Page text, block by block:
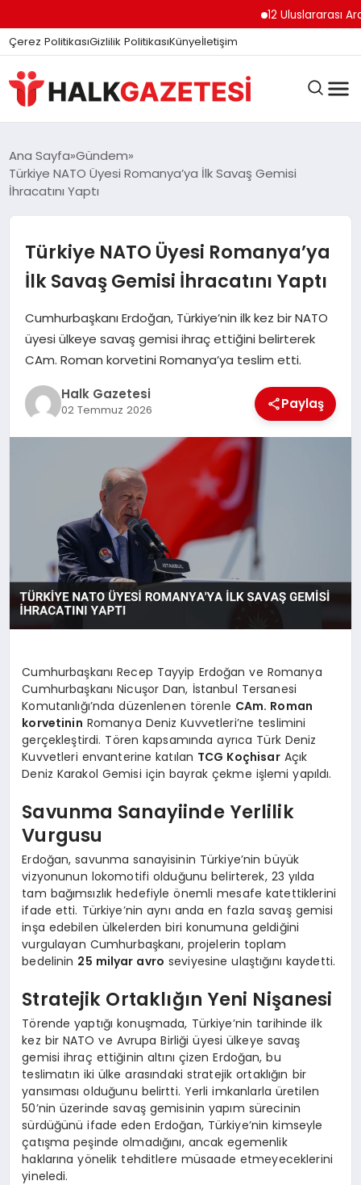
12 Uluslararası
Çerez PolitikasıGizlilik PolitikasıKünyeİletişim
DÜNYA
EĞITIM
EKONOMI
GÜNDEM
MAGAZIN
SPOR
TEKNOLOJI
YAŞAM
Ana Sayfa Gündem
Türkiye NATO Üyesi Romanya’ya İlk Savaş Gemisi
İhracatını Yaptı
Türkiye NATO Üyesi Romanya’ya
İlk Savaş Gemisi İhracatını Yaptı
Cumhurbaşkanı Erdoğan, Türkiye’nin ilk kez bir NATO
üyesi ülkeye savaş gemisi ihraç ettiğini belirterek
CAm. Roman korvetini Romanya’ya teslim etti.
Halk Gazetesi
02 Temmuz 2026 Paylaş
Cumhurbaşkanı Recep Tayyip Erdoğan ve Romanya
Cumhurbaşkanı Nicuşor Dan, İstanbul Tersanesi
Komutanlığı’nda düzenlenen törenle CAm. Roman
korvetinin Romanya Deniz Kuvvetleri’ne teslimini
gerçekleştirdi. Tören kapsamında ayrıca Türk Deniz
Kuvvetleri envanterine katılan TCG KoçhisarAçık
Deniz Karakol Gemisi için bayrak çekme işlemi yapıldı.
Savunma Sanayiinde Yerlilik
Vurgusu
Erdoğan, savunma sanayisinin Türkiye’nin büyük
vizyonunun lokomotifi olduğunu belirterek, 23 yılda
tam bağımsızlık hedefiyle önemli mesafe katettiklerini
ifade etti. Türkiye’nin aynı anda en fazla savaş gemisi
inşa edebilen ülkelerden biri konumuna geldiğini
vurgulayan Cumhurbaşkanı, projelerin toplam
bedelinin 25 milyar avro seviyesine ulaştığını kaydetti.
Stratejik Ortaklığın Yeni Nişanesi
Törende yaptığı konuşmada, Türkiye’nin tarihinde ilk
kez bir NATO ve Avrupa Birliği üyesi ülkeye savaş
gemisi ihraç ettiğinin altını çizen Erdoğan, bu
teslimatın iki ülke arasındaki stratejik ortaklığın bir
yansıması olduğunu belirtti. Yerli imkanlarla üretilen
50’nin üzerinde savaş gemisinin yapım sürecinin
sürdüğünü ifade eden Erdoğan, Türkiye’nin kimseyle
çatışma peşinde olmadığını, ancak egemenlik
haklarına yönelik tehditlere müsaade etmeyeceklerini
yineledi.